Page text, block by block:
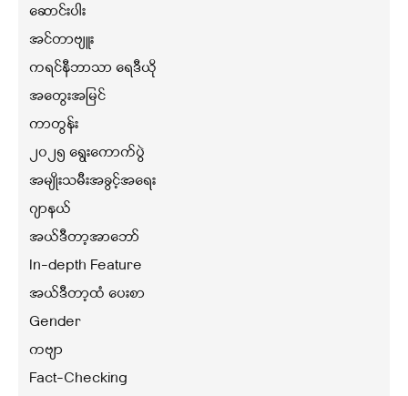
ဆောင်းပါး
အင်တာဗျူး
ကရင်နီဘာသာ ရေဒီယို
အတွေးအမြင်
ကာတွန်း
၂၀၂၅ ရွေးကောက်ပွဲ
အမျိုးသမီးအခွင့်အရေး
ဂျာနယ်
အယ်ဒီတာ့အာဘော်
In-depth Feature
အယ်ဒီတာ့ထံ ပေးစာ
Gender
ကဗျာ
Fact-Checking